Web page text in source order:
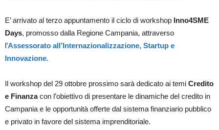
E’ arrivato al terzo appuntamento il ciclo di workshop Inno4SME
Days, promosso dalla Regione Campania, attraverso
l’Assessorato all’Internazionalizzazione, Startup e
Innovazione.
Il workshop del 29 ottobre prossimo sarà dedicato ai temi Credito
e Finanzacon l’obiettivo di presentare le dinamiche del credito in
Campania e le opportunità offerte dal sistema finanziario pubblico
e privato in favore del sistema imprenditoriale.